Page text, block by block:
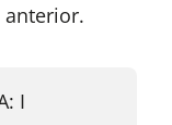
anterior.
I